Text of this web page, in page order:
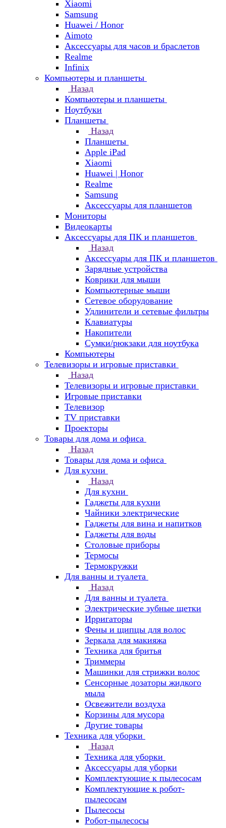
Xiaomi
Samsung
Huawei / Honor
Aimoto
Аксессуары для часов и браслетов
Realme
Infinix
Компьютеры и планшеты
Назад
Компьютеры и планшеты
Ноутбуки
Планшеты
Назад
Планшеты
Apple iPad
Xiaomi
Huawei | Honor
Realme
Samsung
Аксессуары для планшетов
Мониторы
Видеокарты
Аксессуары для ПК и планшетов
Назад
Аксессуары для ПК и планшетов
Зарядные устройства
Коврики для мыши
Компьютерные мыши
Сетевое оборудование
Удлинители и сетевые фильтры
Клавиатуры
Накопители
Сумки/рюкзаки для ноутбука
Компьютеры
Телевизоры и игровые приставки
Назад
Телевизоры и игровые приставки
Игровые приставки
Телевизор
TV приставки
Проекторы
Товары для дома и офиса
Назад
Товары для дома и офиса
Для кухни
Назад
Для кухни
Гаджеты для кухни
Чайники электрические
Гаджеты для вина и напитков
Гаджеты для воды
Столовые приборы
Термосы
Термокружки
Для ванны и туалета
Назад
Для ванны и туалета
Электрические зубные щетки
Ирригаторы
Фены и щипцы для волос
Зеркала для макияжа
Техника для бритья
Триммеры
Машинки для стрижки волос
Сенсорные дозаторы жидкого
мыла
Освежители воздуха
Корзины для мусора
Другие товары
Техника для уборки
Назад
Техника для уборки
Аксессуары для уборки
Комплектующие к пылесосам
Комплектующие к робот-
пылесосам
Пылесосы
Робот-пылесосы